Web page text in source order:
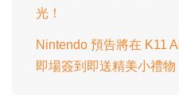
光！
Nintendo 預告將在 K11
即場簽到即送精美小禮物